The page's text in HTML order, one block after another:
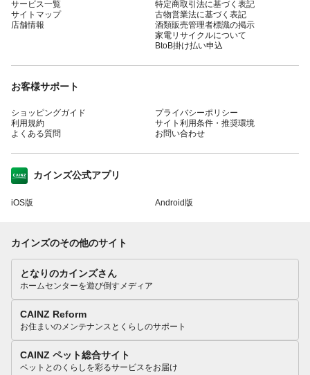
サービス一覧
サイトマップ
店舗情報
特定商取引法に基づく表記
古物営業法に基づく表記
酒類販売管理者標識の掲示
家電リサイクルについて
BtoB掛け払い申込
お客様サポート
ショッピングガイド
利用規約
よくある質問
プライバシーポリシー
サイト利用条件・推奨環境
お問い合わせ
カインズ公式アプリ
iOS版 Android版
カインズのその他のサイト
となりのカインズさん
ホームセンターを遊び倒すメディア
CAINZ Reform
お住まいのメンテナンスとくらしのサポート
CAINZ ペット総合サイト
ペットとのくらしを彩るサービスをお届け